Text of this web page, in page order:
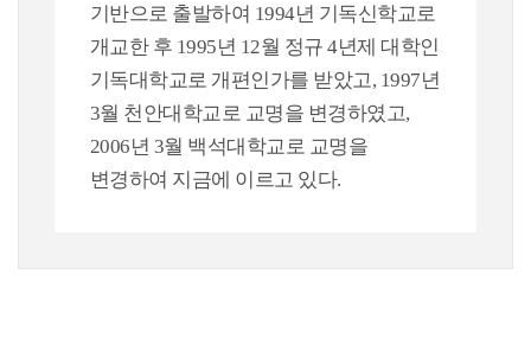
기반으로 출발하여 1994년 기독신학교로
개교한 후 1995년 12월 정규 4년제 대학인
기독대학교로 개편인가를 받았고, 1997년
3월 천안대학교로 교명을 변경하였고,
2006년 3월 백석대학교로 교명을
변경하여 지금에 이르고 있다.